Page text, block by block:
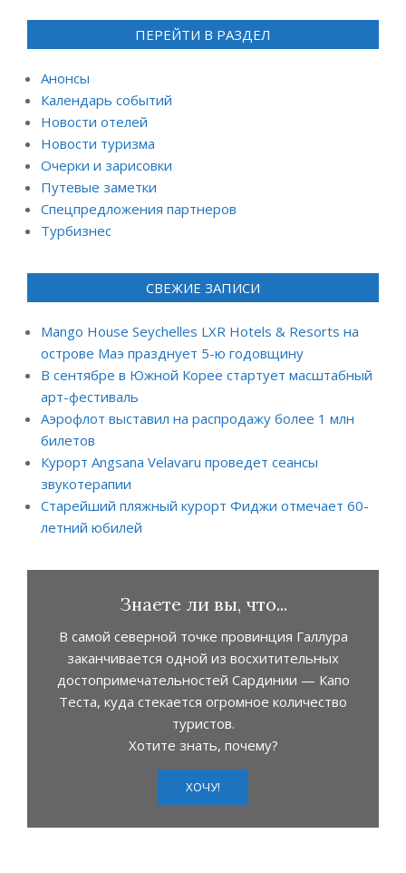
ПЕРЕЙТИ В РАЗДЕЛ
Анонсы
Календарь событий
Новости отелей
Новости туризма
Очерки и зарисовки
Путевые заметки
Спецпредложения партнеров
Турбизнес
СВЕЖИЕ ЗАПИСИ
Mango House Seychelles LXR Hotels & Resorts на
острове Маэ празднует 5-ю годовщину
В сентябре в Южной Корее стартует масштабный
арт-фестиваль
Аэрофлот выставил на распродажу более 1 млн
билетов
Курорт Angsana Velavaru проведет сеансы
звукотерапии
Старейший пляжный курорт Фиджи отмечает 60-
летний юбилей
Знаете ли вы, что...
В самой северной точке провинция Галлура
заканчивается одной из восхитительных
достопримечательностей Сардинии — Капо
Теста, куда стекается огромное количество
туристов.
Хотите знать, почему?
ХОЧУ!